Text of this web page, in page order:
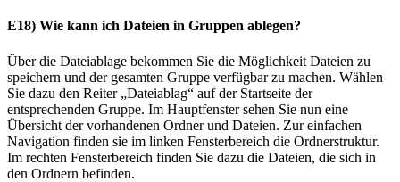
E18) Wie kann ich Dateien in Gruppen ablegen?
Über die Dateiablage bekommen Sie die Möglichkeit Dateien zu
speichern und der gesamten Gruppe verfügbar zu machen. Wählen
Sie dazu den Reiter „Dateiablag“ auf der Startseite der
entsprechenden Gruppe. Im Hauptfenster sehen Sie nun eine
Übersicht der vorhandenen Ordner und Dateien. Zur einfachen
Navigation finden sie im linken Fensterbereich die Ordnerstruktur.
Im rechten Fensterbereich finden Sie dazu die Dateien, die sich in
den Ordnern befinden.